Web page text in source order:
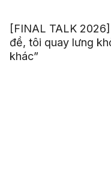
[FINAL TALK
đề, tôi quay lưng
khác”